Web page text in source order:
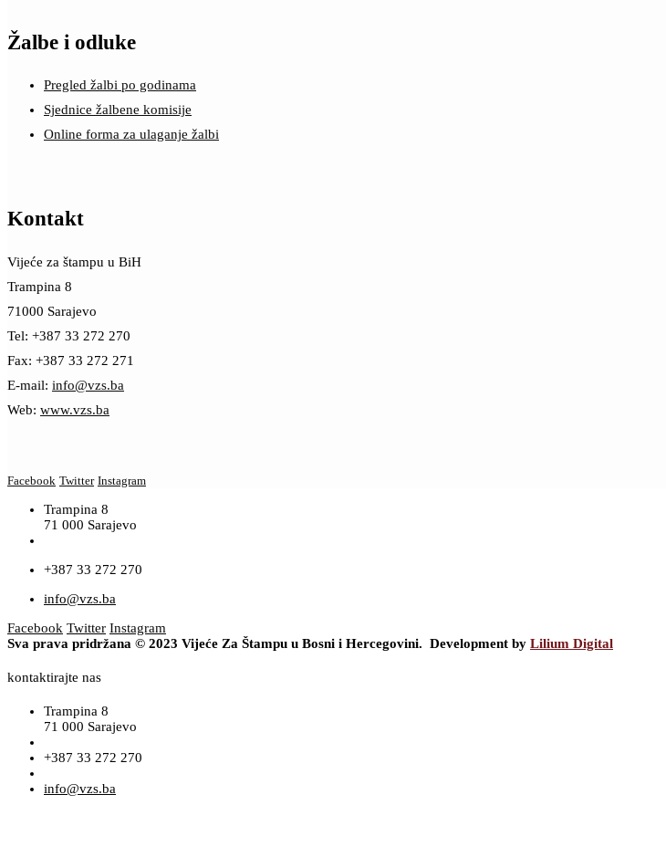
Žalbe i odluke
Pregled žalbi po godinama
Sjednice žalbene komisije
Online forma za ulaganje žalbi
Kontakt
Vijeće za štampu u BiH
Trampina 8
71000 Sarajevo
Tel: +387 33 272 270
Fax: +387 33 272 271
E-mail: info@vzs.ba
Web: www.vzs.ba
Facebook Twitter Instagram
Trampina 8
71 000 Sarajevo
+387 33 272 270
info@vzs.ba
Facebook Twitter Instagram
Sva prava pridržana © 2023 Vijeće Za Štampu u Bosni i Hercegovini. Development by Lilium Digital
kontaktirajte nas
Trampina 8
71 000 Sarajevo
+387 33 272 270
info@vzs.ba